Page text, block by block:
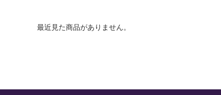
最近見た商品がありません。